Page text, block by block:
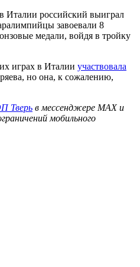
Италии российский выиграл
завоевали 8
медали, войдя в тройку
играх в Италии участвовала
но она, к сожалению,
Тверь в мессенджере MAX и
мобильного